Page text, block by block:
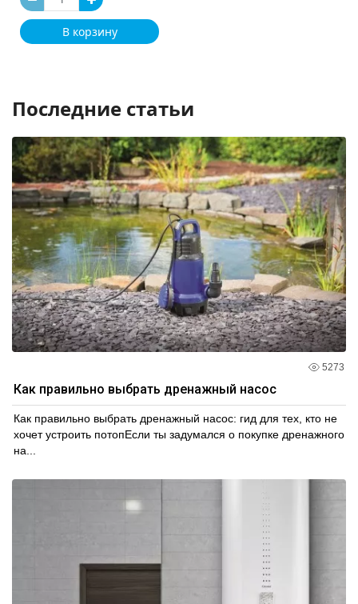
В корзину
Последние статьи
5273
Как правильно выбрать дренажный насос
Как правильно выбрать дренажный насос: гид для тех, кто не
хочет устроить потопЕсли ты задумался о покупке дренажного
на...